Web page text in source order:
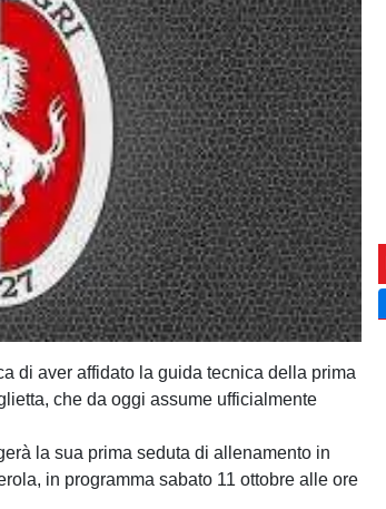
di aver affidato la guida tecnica della prima
che da oggi assume ufficialmente
la sua prima seduta di allenamento in
in programma sabato 11 ottobre alle ore